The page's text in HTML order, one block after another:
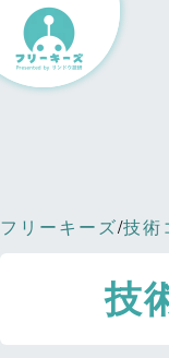
フリーキーズ/技術
技